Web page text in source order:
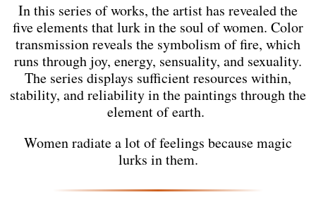
In this series of works, the artist has revealed the
five elements that lurk in the soul of women. Color
transmission reveals the symbolism of fire, which
runs through joy, energy, sensuality, and sexuality.
The series displays sufficient resources within,
stability, and reliability in the paintings through the
element of earth.
Women radiate a lot of feelings because magic
lurks in them.